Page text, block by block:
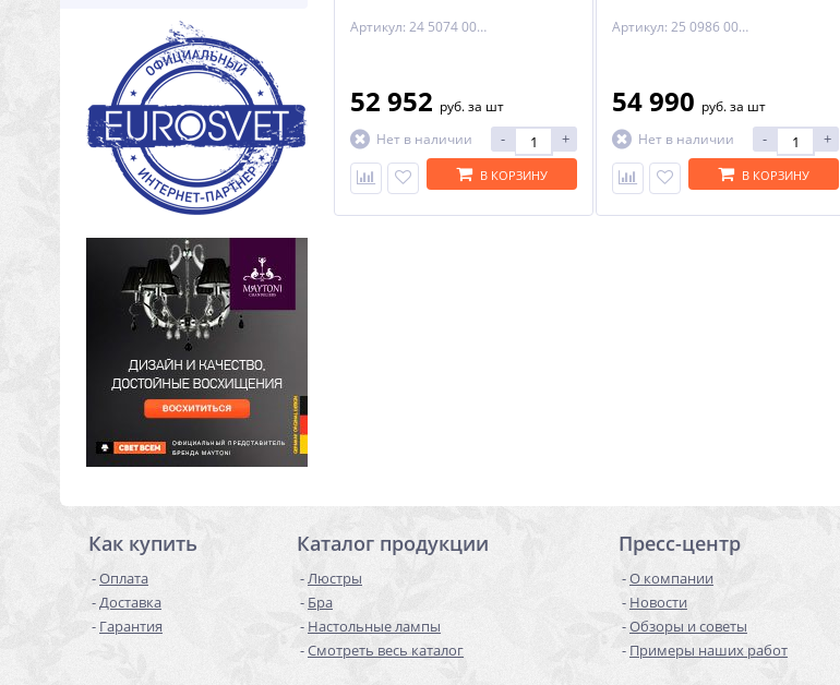
Артикул: 24 5074 002 90 11 03 70
52 952 руб.за шт
Нет в наличии
- +
В КОРЗИНУ
Артикул: 25 0986 002 04 00 02 35
54 990 руб.за шт
Нет в наличии
- +
В КОРЗИНУ
Как купить
Оплата
Доставка
Гарантия
Каталог продукции
Люстры
Бра
Настольные лампы
Смотреть весь каталог
Пресс-центр
О компании
Новости
Обзоры и советы
Примеры наших работ